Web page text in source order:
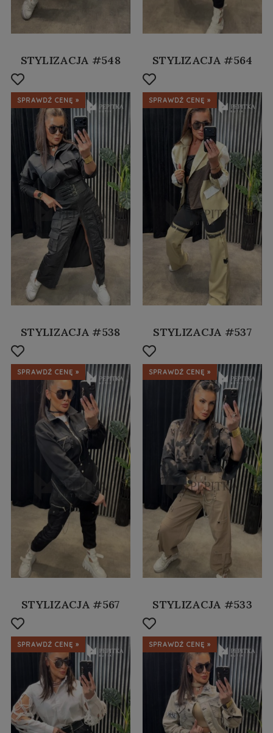
STYLIZACJA #548
SPRAWDŹ CENĘ »
STYLIZACJA #564
SPRAWDŹ CENĘ »
STYLIZACJA #538
SPRAWDŹ CENĘ »
STYLIZACJA #537
SPRAWDŹ CENĘ »
STYLIZACJA #567
SPRAWDŹ CENĘ »
STYLIZACJA #533
SPRAWDŹ CENĘ »